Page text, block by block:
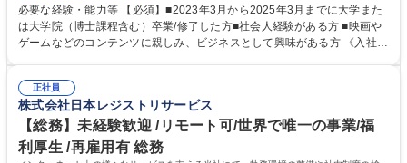
アナリストなど）、技術職（開発エンジニ ア/インフラエンジニアな
ど）、デザイン職（デザイナー/イラストレ ーターなど）等から、面接で
ご希望と適正にマッチしたポジションをご案内いたします。ゲームやエン
のご応募をお待ちしております。 募集職種 【第二新卒オープンポジショ
ン】業界未経験歓迎/自社ゲーム/WEB面接
必要な経験・能力等 【必須】■2023年3月から2025年3月までに大学また
は大学院（博士課程含む）卒業/修了した方■社会人経験がある方 ■映画や
ゲームなどのコンテンツに親しみ、ビジネスとして興味がある方 《入社実
正社員
株式会社日本レジストリサービス
【総務】未経験歓迎 /リモート可/世界で唯一の事業/福
利厚生 /再雇用有 総務